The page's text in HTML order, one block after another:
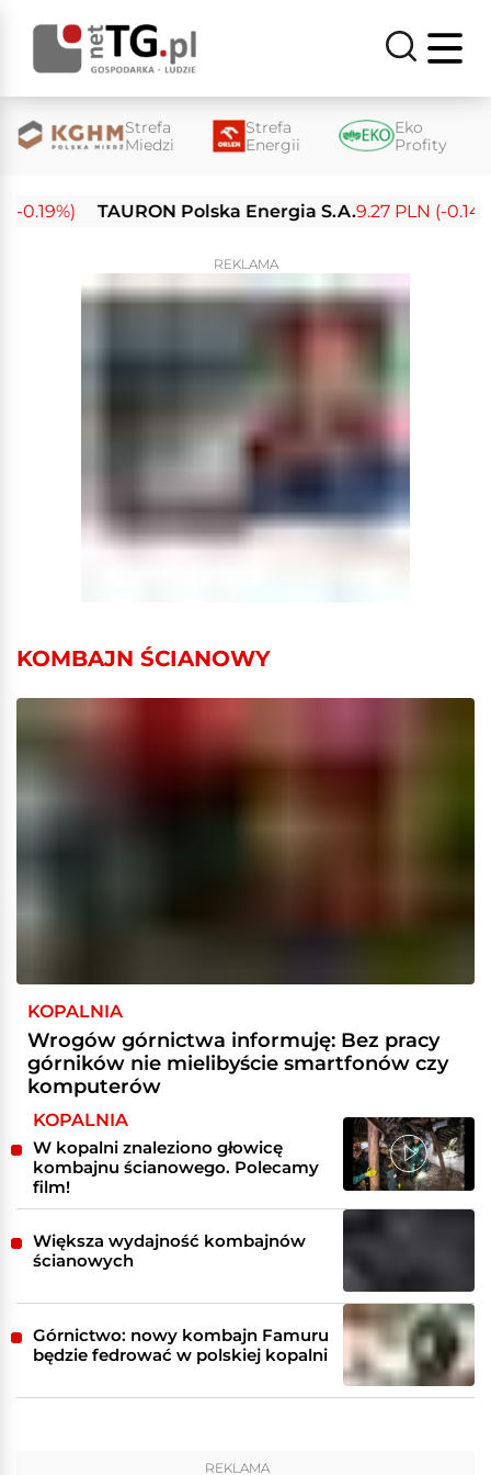
Strefa
Miedzi
Strefa
Energii
Eko
Profity
TAURON Polska Energia S.A.9.27 PLN (-0.14%)
REKLAMA
KOMBAJN ŚCIANOWY
KOPALNIA
Wrogów górnictwa informuję: Bez pracy
górników nie mielibyście smartfonów czy
komputerów
KOPALNIA
W kopalni znaleziono głowicę
kombajnu ścianowego. Polecamy
film!
Większa wydajność kombajnów
ścianowych
Górnictwo: nowy kombajn Famuru
będzie fedrować w polskiej kopalni
REKLAMA